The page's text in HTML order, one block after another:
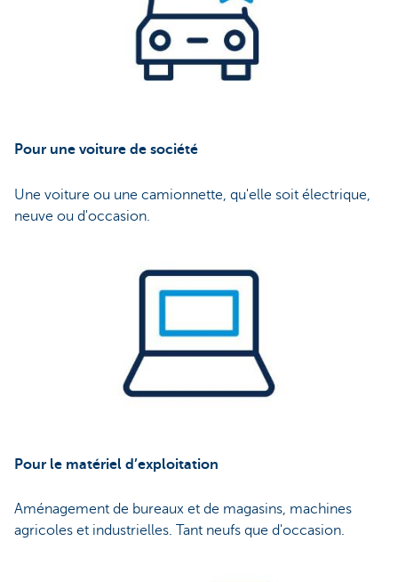
Pour une voiture de société
Une voiture ou une camionnette, qu'elle soit électrique,
neuve ou d'occasion.
Pour le matériel d’exploitation
Aménagement de bureaux et de magasins, machines
agricoles et industrielles. Tant neufs que d'occasion.